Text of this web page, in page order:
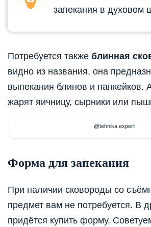
запекания в духовом
Потребуется также блинная
видно из названия, она
выпекания блинов и панкейков.
жарят яичницу, сырники или
@tehnika.expert
Форма для запекания
При наличии сковороды со
предмет вам не потребуется. В
придётся купить форму.